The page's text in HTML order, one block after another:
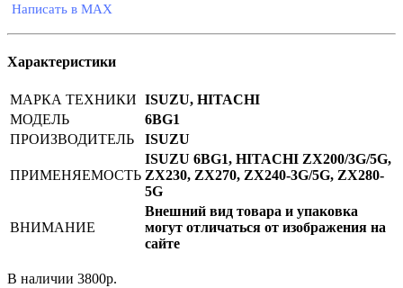
Написать в MAX
Характеристики
МАРКА ТЕХНИКИ ISUZU, HITACHI
МОДЕЛЬ
6BG1
ПРОИЗВОДИТЕЛЬ
ISUZU
ПРИМЕНЯЕМОСТЬ
ISUZU 6BG1, HITACHI ZX200/3G/5G,
ZX230, ZX270, ZX240-3G/5G, ZX280-
5G
ВНИМАНИЕ
Внешний вид товара и упаковка
могут отличаться от изображения на
сайте
В наличии 3800р.